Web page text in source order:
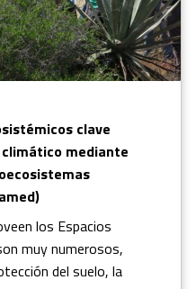
clave
mediante
los Espacios
muy numerosos,
del suelo, la